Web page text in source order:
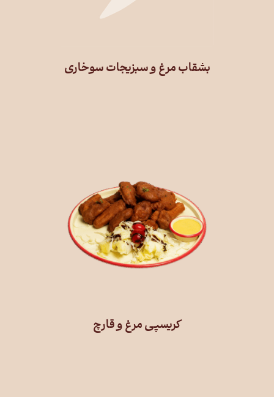
بشقاب مرغ و سبزیجات سوخاری
کریسپی مرغ و قارچ